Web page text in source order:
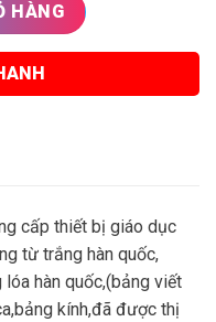
HÀNG
cấp thiết bị giáo dục
từ trắng hàn quốc,
hàn quốc,(bảng viết
kính,đã được thị